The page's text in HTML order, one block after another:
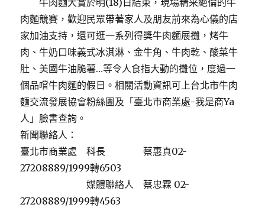
牛肉麵大賞於明(18)日結束，現場精采絶倫的牛
肉麵競賽，歡迎民眾帶著家人及朋友前來為心儀的店
家加油支持，還可逛一系列得獎牛肉麵展攤，烤牛
肉、牛奶口味義式冰淇淋、金牛角、牛肉乾、酸菜牛
肚、美國牛油脆薯…等令人食指大動的攤位，度過一
個品嚐牛肉麵的假日。相關活動資訊可上台北市牛肉
麵交流發展協會粉絲團及「臺北市商業處-我是商Ya
人」臉書查詢。
新聞聯絡人：
臺北市商業處 科長 蔡惠真02-
27208889/1999轉6503
媒體聯絡人 蔡忠霖 02-
27208889/1999轉4563